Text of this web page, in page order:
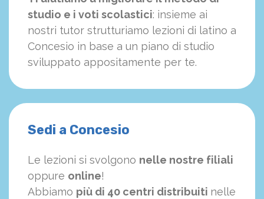
studio e i voti scolastici: insieme ai
nostri tutor strutturiamo lezioni di latino a
Concesio in base a un piano di studio
sviluppato appositamente per te.
Sedi a Concesio
Le lezioni si svolgono nelle nostre filiali
oppure online!
Abbiamo più di 40 centri distribuiti nelle